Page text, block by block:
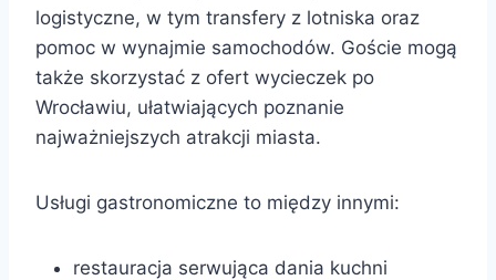
logistyczne, w tym transfery z lotniska oraz
pomoc w wynajmie samochodów. Goście mogą
także skorzystać z ofert wycieczek po
Wrocławiu, ułatwiających poznanie
najważniejszych atrakcji miasta.
Usługi gastronomiczne to między innymi:
restauracja serwująca dania kuchni